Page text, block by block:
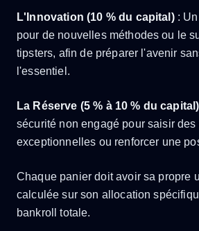
L'Innovation (10 % du capital): Un
pour de nouvelles méthodes ou le
tipsters, afin de préparer l'avenir
l'essentiel.
La Réserve (5 % à 10 % du capital)
sécurité non engagé pour saisir
exceptionnelles ou renforcer une
Chaque panier doit avoir sa propre
calculée sur son allocation
bankroll totale.